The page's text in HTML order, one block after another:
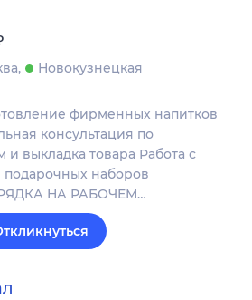
Новокузнецкая
фирменных напитков
консультация по
выкладка товара Работа с
наборов
НА РАБОЧЕМ…